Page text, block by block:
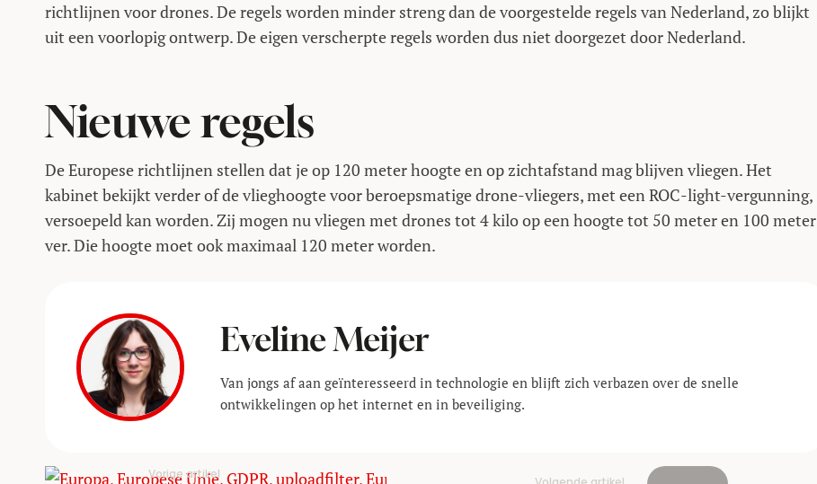
richtlijnen voor drones. De regels worden minder streng dan de voorgestelde regels van Nederland, zo blijkt
uit een voorlopig ontwerp. De eigen verscherpte regels worden dus niet doorgezet door Nederland.
Nieuwe regels
De Europese richtlijnen stellen dat je op 120 meter hoogte en op zichtafstand mag blijven vliegen. Het
kabinet bekijkt verder of de vlieghoogte voor beroepsmatige drone-vliegers, met een ROC-light-vergunning,
versoepeld kan worden. Zij mogen nu vliegen met drones tot 4 kilo op een hoogte tot 50 meter en 100 meter
ver. Die hoogte moet ook maximaal 120 meter worden.
Eveline Meijer
Van jongs af aan geïnteresseerd in technologie en blijft zich verbazen over de snelle
ontwikkelingen op het internet en in beveiliging.
Vorige artikel